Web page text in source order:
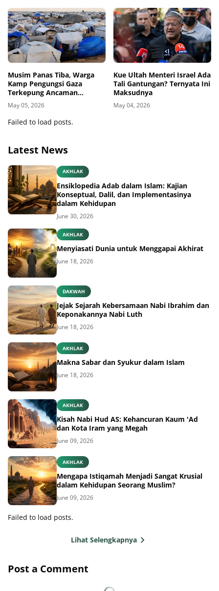
Musim Panas Tiba, Warga
Kamp Pengungsi Gaza
Terkepung Ancaman
Penyakit Kulit
May 05, 2026
Kue Ultah Menteri Israel Ada
Tali Gantungan? Ternyata Ini
Maksudnya
May 04, 2026
Failed to load posts.
Latest News
AKHLAK
Ensiklopedia Adab dalam Islam: Kajian
Konseptual, Dalil, dan Implementasinya
dalam Kehidupan
June 30, 2026
AKHLAK
Menyiasati Dunia untuk Menggapai Akhirat
June 18, 2026
DAKWAH
Jejak Sejarah Kebersamaan Nabi Ibrahim dan
Keponakannya Nabi Luth
June 18, 2026
AKHLAK
Makna Sabar dan Syukur dalam Islam
June 18, 2026
AKHLAK
Kisah Nabi Hud AS: Kehancuran Kaum 'Ad
dan Kota Iram yang Megah
June 09, 2026
AKHLAK
Mengapa Istiqamah Menjadi Sangat Krusial
dalam Kehidupan Seorang Muslim?
June 09, 2026
Failed to load posts.
Lihat Selengkapnya
Post a Comment